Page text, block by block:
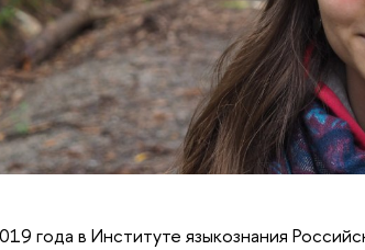
года в Институте языкознания